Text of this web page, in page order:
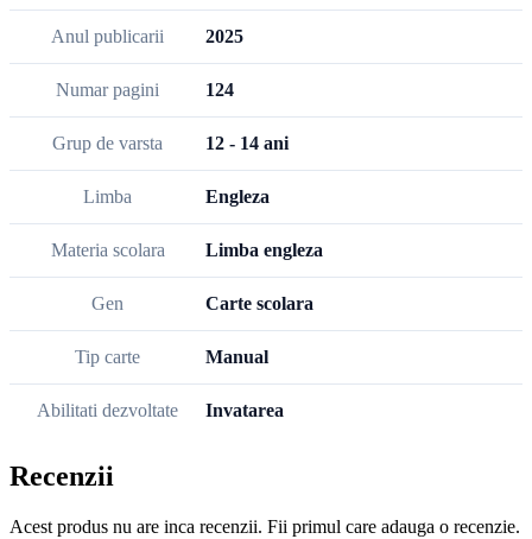
Anul publicarii 2025
Numar pagini 124
Grup de varsta 12 - 14 ani
Limba Engleza
Materia scolara Limba engleza
Gen Carte scolara
Tip carte Manual
Abilitati dezvoltate Invatarea
Recenzii
Acest produs nu are inca recenzii. Fii primul care adauga o recenzie.